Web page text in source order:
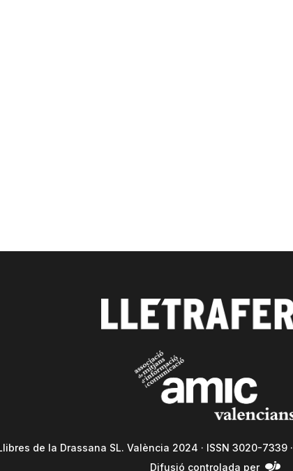
de la Drassana SL. València 2024 · ISSN 3020-7339 ·
Difusió controlada per